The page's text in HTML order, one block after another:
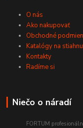
O nás
Ako nakupovať
Obchodné
Katalógy na
Kontakty
Radíme si
Niečo o náradí
FORTUM